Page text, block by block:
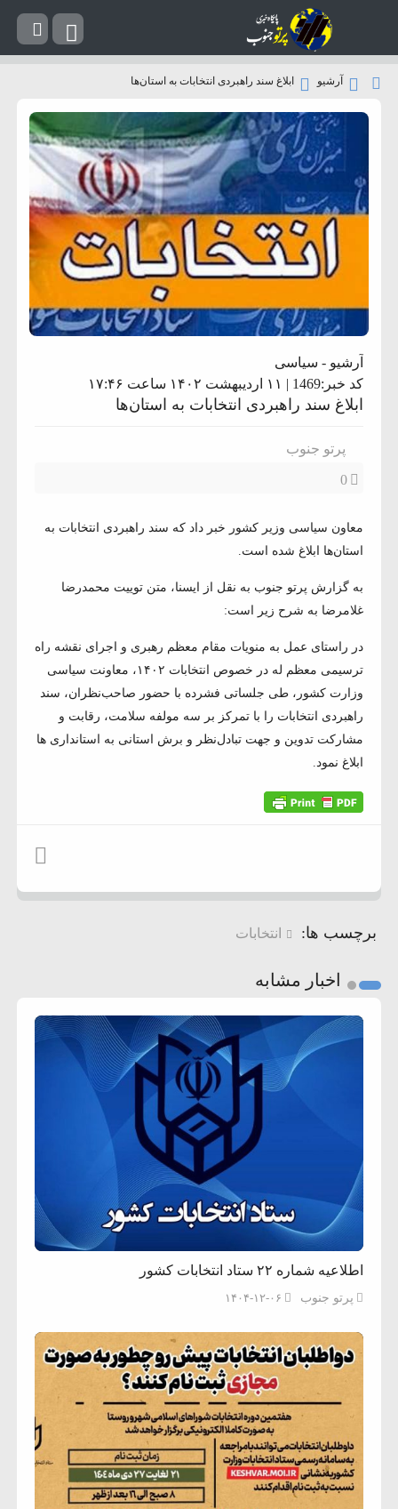
آرشیو ابلاغ سند راهبردی انتخابات به استان‌ها
آرشیو - سیاسی
کد خبر:1469 | ۱۱ اردیبهشت ۱۴۰۲ ساعت ۱۷:۴۶
ابلاغ سند راهبردی انتخابات به استان‌ها
پرتو جنوب
0
معاون سیاسی وزیر کشور خبر داد که سند راهبردی انتخابات به
استان‌ها ابلاغ شده است.
به گزارش پرتو جنوب به نقل از ایسنا، متن توییت محمدرضا
غلامرضا به شرح زیر است:
در راستای عمل به منویات مقام معظم رهبری و اجرای نقشه راه
ترسیمی معظم له در خصوص انتخابات ۱۴۰۲، معاونت سیاسی
وزارت کشور، طی جلساتی فشرده با حضور صاحب‌نظران، سند
راهبردی انتخابات را با تمرکز بر سه مولفه سلامت، رقابت و
مشارکت تدوین و جهت تبادل‌نظر و برش استانی به استانداری ها
ابلاغ نمود.
برچسب ها: انتخابات
اخبار مشابه
اطلاعیه شماره ۲۲ ستاد انتخابات کشور
پرتو جنوب ۱۴۰۴-۱۲-۰۶